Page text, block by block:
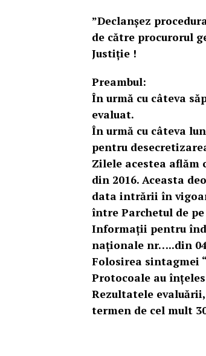
”Declanșez
de către procurorul
Justiție !
Preambul:
În urmă cu câteva
evaluat.
În urmă cu câteva
pentru
Zilele acestea aflăm
din 2016. Aceasta
data intrării în
între Parchetul de
Informații pentru
naționale nr…..din
Folosirea sintagmei
Protocoale au
Rezultatele
termen de cel mult